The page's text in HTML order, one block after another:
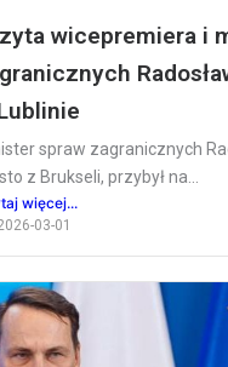
wicepremiera i
spraw zagranicznych
z Brukseli, przybył na...
więcej...
03-01